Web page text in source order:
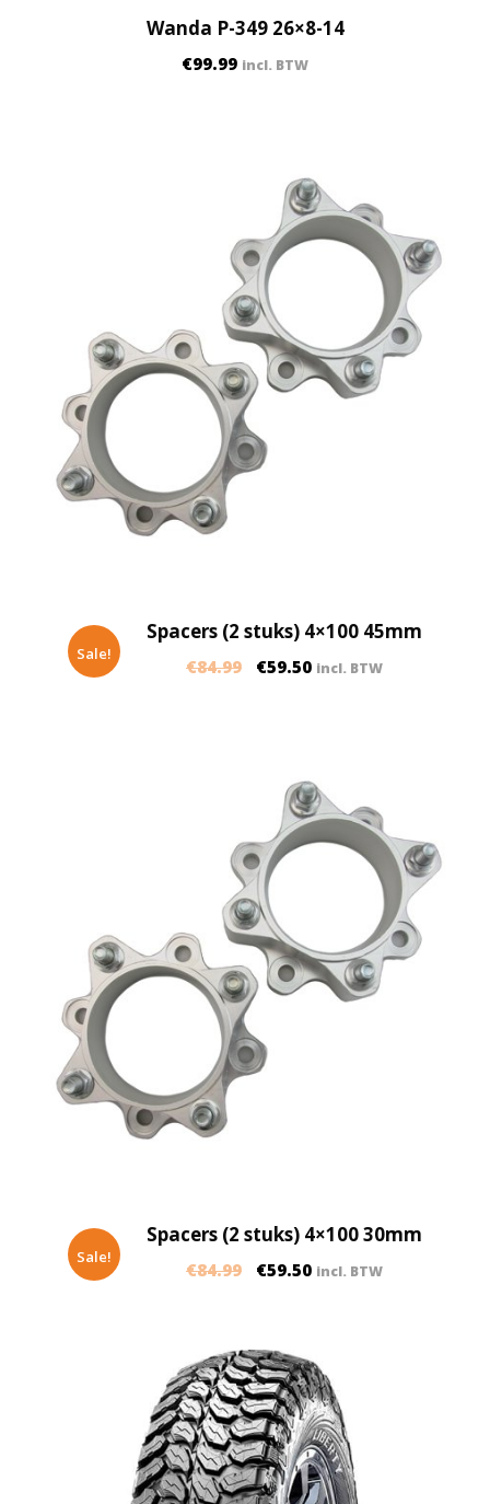
Wanda P-349 26×8-14
€99.99 incl. BTW
Sale!
Spacers (2 stuks) 4×100 45mm
€84.99 €59.50 incl. BTW
Sale!
Spacers (2 stuks) 4×100 30mm
€84.99 €59.50 incl. BTW